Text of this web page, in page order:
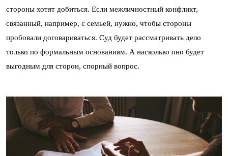
стороны хотят добиться. Если межличностный конфликт,
связанный, например, с семьей, нужно, чтобы стороны
пробовали договариваться. Суд будет рассматривать дело
только по формальным основаниям. А насколько оно будет
выгодным для сторон, спорный вопрос.